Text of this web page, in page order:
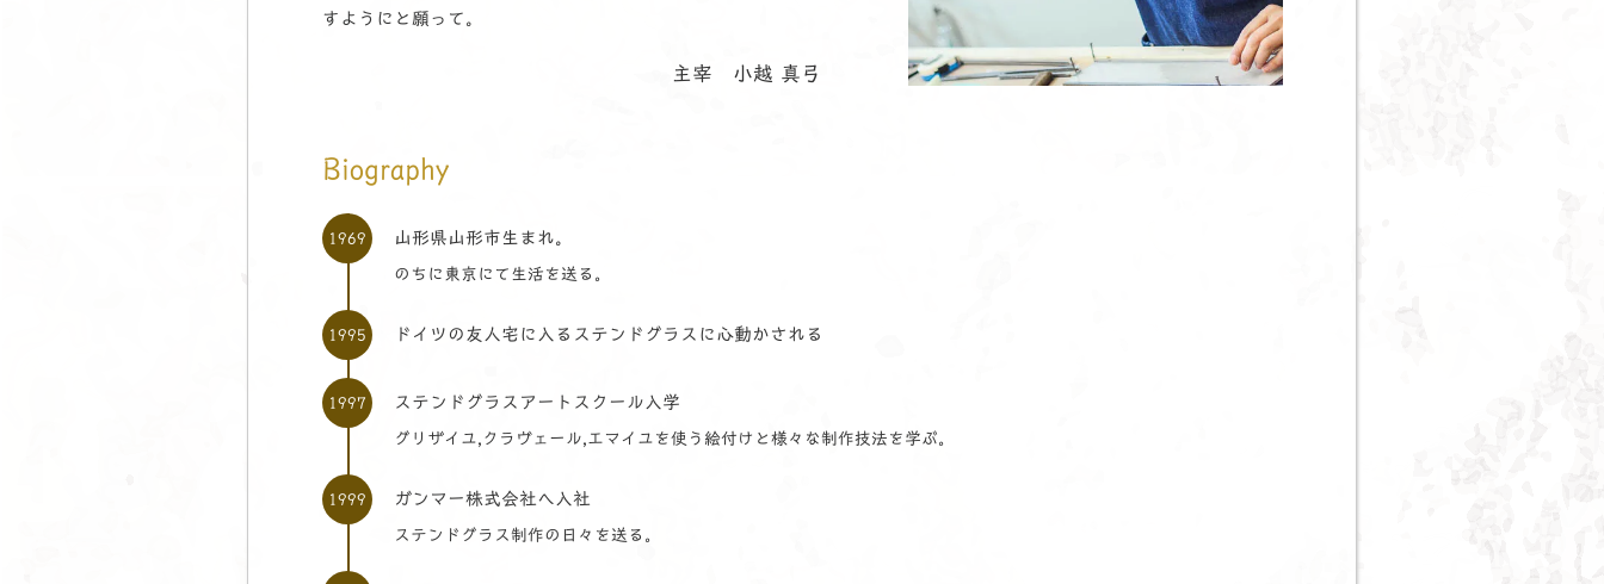
すようにと願って。
主宰 小越 真弓
Biography
1969 山形県山形市生まれ。
のちに東京にて生活を送る。
1995 ドイツの友人宅に入るステンドグラスに心動かされる
1997 ステンドグラスアートスクール入学
グリザイユ,クラヴェール,エマイユを使う絵付けと様々な制作技法を学ぶ。
1999 ガンマー株式会社へ入社
ステンドグラス制作の日々を送る。